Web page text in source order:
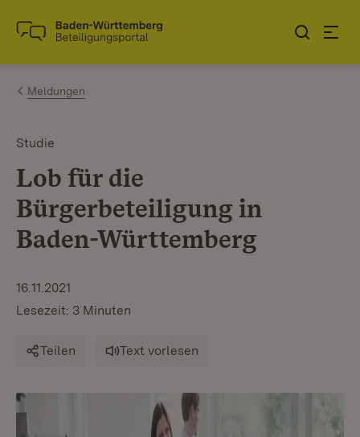
Zum Inhalt springen
Link zur Startseite
Meldungen
Studie
Lob für die
Bürgerbeteiligung in
Baden-Württemberg
16.11.2021
Lesezeit: 3 Minuten
Teilen Text vorlesen